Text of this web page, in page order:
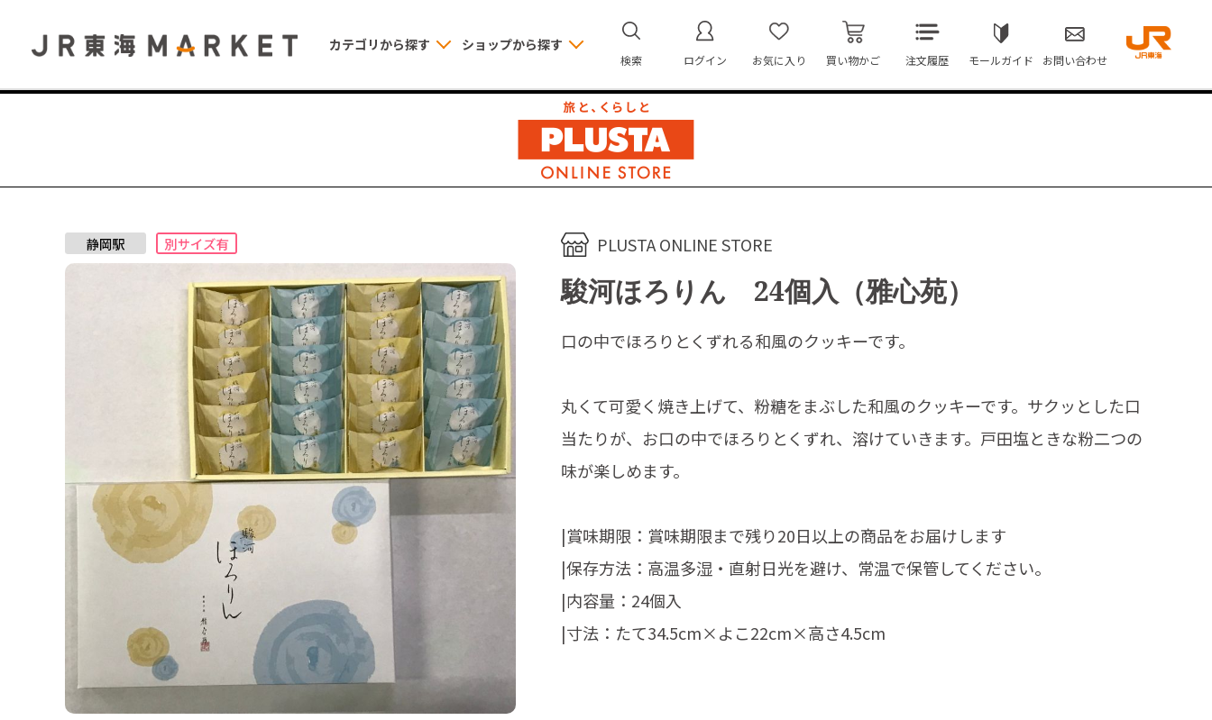
カテゴリから探す ショップから探す
検索 ログイン お気に入り 買い物かご 注文履歴 モールガイド お問い合わせ
PLUSTA ONLINE STORE
駿河ほろりん 24個入（雅心苑）
口の中でほろりとくずれる和風のクッキーです。
丸くて可愛く焼き上げて、粉糖をまぶした和風のクッキーです。サクッとした口
当たりが、お口の中でほろりとくずれ、溶けていきます。戸田塩ときな粉二つの
味が楽しめます。
|賞味期限：賞味期限まで残り20日以上の商品をお届けします
|保存方法：高温多湿・直射日光を避け、常温で保管してください。
|内容量：24個入
|寸法：たて34.5cm×よこ22cm×高さ4.5cm